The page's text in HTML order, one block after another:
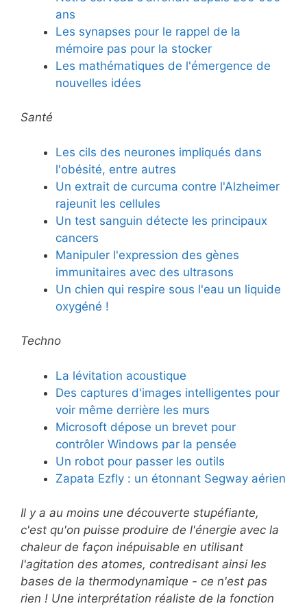
ans
Les synapses pour le rappel de la
mémoire pas pour la stocker
Les mathématiques de l'émergence de
nouvelles idées
Santé
Les cils des neurones impliqués dans
l'obésité, entre autres
Un extrait de curcuma contre l'Alzheimer
rajeunit les cellules
Un test sanguin détecte les principaux
cancers
Manipuler l'expression des gènes
immunitaires avec des ultrasons
Un chien qui respire sous l'eau un liquide
oxygéné !
Techno
La lévitation acoustique
Des captures d'images intelligentes pour
voir même derrière les murs
Microsoft dépose un brevet pour
contrôler Windows par la pensée
Un robot pour passer les outils
Zapata Ezfly : un étonnant Segway aérien
Il y a au moins une découverte stupéfiante,
c'est qu'on puisse produire de l'énergie avec la
chaleur de façon inépuisable en utilisant
l'agitation des atomes, contredisant ainsi les
bases de la thermodynamique - ce n'est pas
rien ! Une interprétation réaliste de la fonction